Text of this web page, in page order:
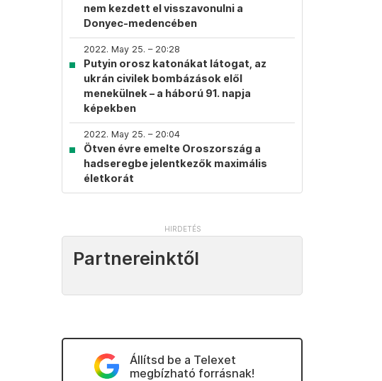
nem kezdett el visszavonulni a
Donyec-medencében
2022. May 25. – 20:28
Putyin orosz katonákat látogat, az
ukrán civilek bombázások elől
menekülnek – a háború 91. napja
képekben
2022. May 25. – 20:04
Ötven évre emelte Oroszország a
hadseregbe jelentkezők maximális
életkorát
Partnereinktől
Állítsd be a Telexet
megbízható forrásnak!